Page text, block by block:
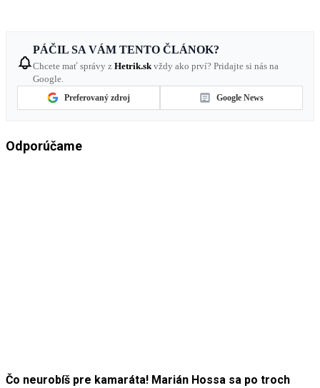
PÁČIL SA VÁM TENTO ČLÁNOK?
Chcete mať správy z Hetrik.skvždy ako prví? Pridajte si nás na
Google.
Preferovaný zdroj Google News
Odporúčame
Čo neurobíš pre kamaráta! Marián Hossa sa po troch